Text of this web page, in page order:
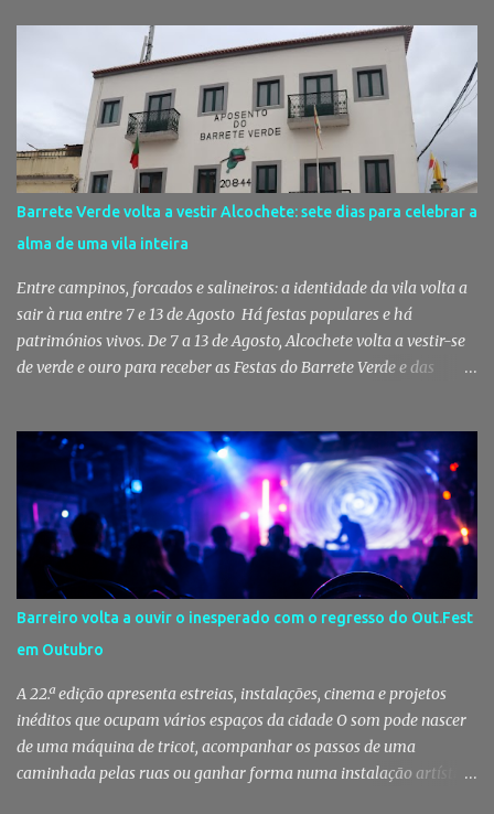
fruta, das ervas e do pão acabado de cozer. Há 150 anos que esta
rotina se repete no Mercado do Livramento, um espaço que
continua a ser muito mais do que um mercado: é um dos maiores
símbolos da identidade setubalense. Mercado celebrou 150 anos
no último dia de Julho Foi considerado pela revista norte-
americana USA Today um dos melhores mercados de peixe do
mundo. Mas, para os setubalenses, o Mercado do Livramento vale
muito mais do que qualquer distinção internacional. O Mercado do
Livramento assinalou, no dia 31 de Julho, os 150 anos de existência
com uma cerimónia comemorativa na qual a Câmara Municipal
de Setúbal desta...
Barrete Verde volta a vestir Alcochete: sete dias para celebrar a
alma de uma vila inteira
Entre campinos, forcados e salineiros: a identidade da vila volta a
sair à rua entre 7 e 13 de Agosto Há festas populares e há
patrimónios vivos. De 7 a 13 de Agosto, Alcochete volta a vestir-se
de verde e ouro para receber as Festas do Barrete Verde e das
Fernando Correia Marques e Luís Sequeira lideram o cartaz
musical, mas são o campino, o salineiro, o forcado e a ligação ao
Tejo que continuam a dar alma a uma celebração que atravessa
gerações e faz da vila um dos destinos mais emblemáticos do
verão português. Aposento do Barrete Verde continua a fazer
acontecer a Festa Há um momento em que Alcochete deixa de
viver apenas junto ao rio para passar a viver com o rio. A partir
daí, o som das ruas muda, as varandas enchem-se de verde, o
cheiro da sardinha assada mistura-se com a brisa do estuário e
milhares de pessoas regressam à vila para celebrar aqu...
Barreiro volta a ouvir o inesperado com o regresso do Out.Fest
em Outubro
A 22.ª edição apresenta estreias, instalações, cinema e projetos
inéditos que ocupam vários espaços da cidade O som pode nascer
de uma máquina de tricot, acompanhar os passos de uma
caminhada pelas ruas ou ganhar forma numa instalação artística.